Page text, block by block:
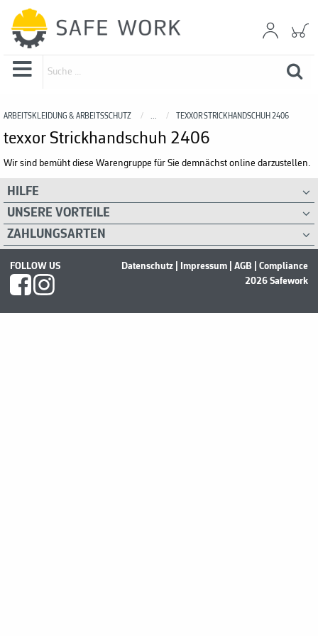
ARBEITSKLEIDUNG & ARBEITSSCHUTZ ... TEXXOR STRICKHANDSCHUH 2406
texxor Strickhandschuh 2406
Wir sind bemüht diese Warengruppe für Sie demnächst online darzustellen.
HILFE
UNSERE VORTEILE
ZAHLUNGSARTEN
FOLLOW US Datenschutz Impressum AGB
Compliance
2026 Safework